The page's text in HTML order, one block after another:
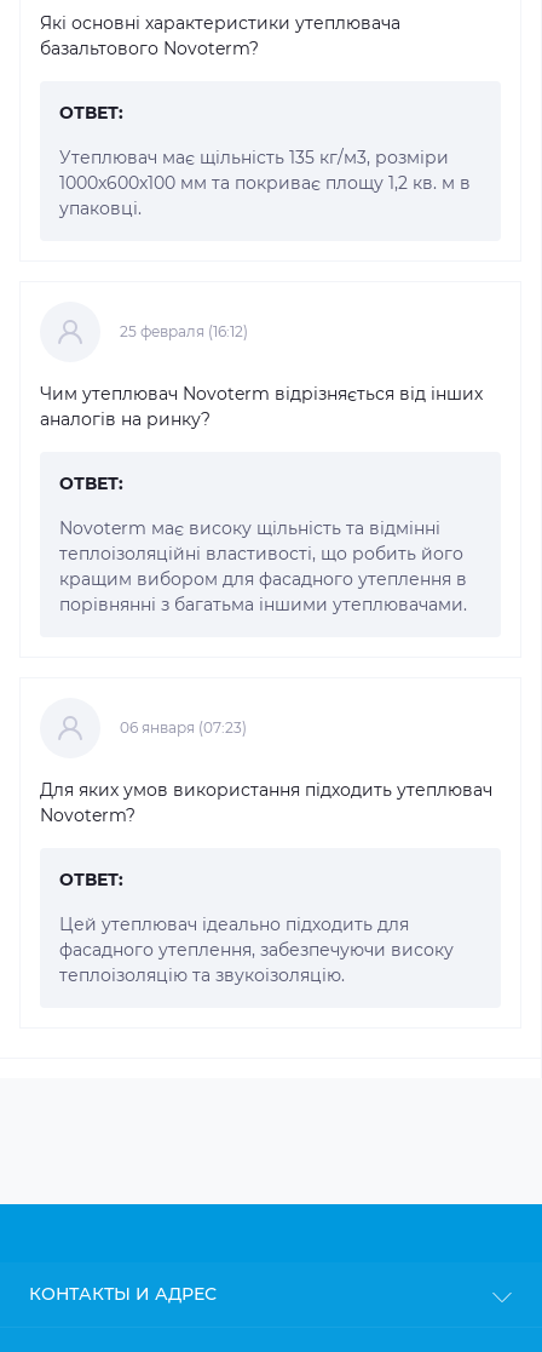
Які основні характеристики утеплювача
базальтового Novoterm?
ОТВЕТ:
Утеплювач має щільність 135 кг/м3, розміри
1000x600x100 мм та покриває площу 1,2 кв. м в
упаковці.
25 февраля (16:12)
Чим утеплювач Novoterm відрізняється від інших
аналогів на ринку?
ОТВЕТ:
Novoterm має високу щільність та відмінні
теплоізоляційні властивості, що робить його
кращим вибором для фасадного утеплення в
порівнянні з багатьма іншими утеплювачами.
06 января (07:23)
Для яких умов використання підходить утеплювач
Novoterm?
ОТВЕТ:
Цей утеплювач ідеально підходить для
фасадного утеплення, забезпечуючи високу
теплоізоляцію та звукоізоляцію.
КОНТАКТЫ И АДРЕС